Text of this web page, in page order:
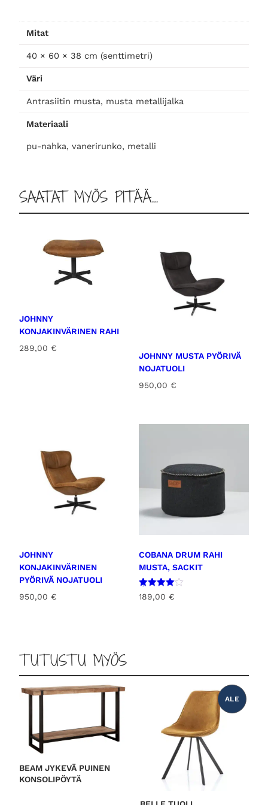
r
Mitat
40 × 60 × 38 cm (senttimetri)
Väri
Antrasiitin musta, musta metallijalka
Materiaali
pu-nahka, vanerirunko, metalli
SAATAT MYÖS PITÄÄ…
JOHNNY
KONJAKINVÄRINEN RAHI
289,00 €
JOHNNY MUSTA PYÖRIVÄ
NOJATUOLI
950,00 €
JOHNNY
KONJAKINVÄRINEN
PYÖRIVÄ NOJATUOLI
950,00 €
COBANA DRUM RAHI
MUSTA, SACKIT
Arvostel
u
189,00 €
TUTUSTU MYÖS
BEAM JYKEVÄ PUINEN
KONSOLIPÖYTÄ
ALE
T